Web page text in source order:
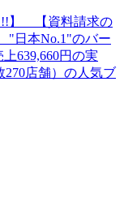
!!】 【資料請求の
"日本No.1"のバー
639,660円の実
270店舗）の人気ブ